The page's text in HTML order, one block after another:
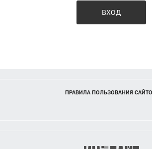
ВХОД
ПРАВИЛА ПОЛЬЗОВАНИЯ